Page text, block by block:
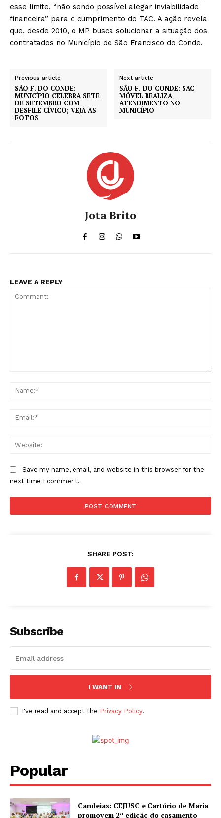
esse limite, “não sendo possível alegar inviabilidade
financeira” para o cumprimento do TAC. A ação revela
que, desde 2010, o MP busca solucionar a situação dos
contratados no Município de São Francisco do Conde.
Previous article
SÃO F. DO CONDE:
MUNICÍPIO CELEBRA SETE
DE SETEMBRO COM
DESFILE CÍVICO; VEJA AS
FOTOS
Next article
SÃO F. DO CONDE: SAC
MÓVEL REALIZA
ATENDIMENTO NO
MUNICÍPIO
Jota Brito
LEAVE A REPLY
Save my name, email, and website in this browser for the
next time I comment.
SHARE POST:
Subscribe
I WANT IN
I've read and accept the Privacy Policy.
Popular
Candeias: CEJUSC e Cartório de Maria
promovem 2ª edição do casamento